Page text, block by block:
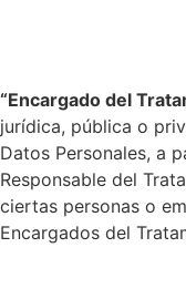
“Encargado del
jurídica, pública o
Datos Personales, a
Responsable del
ciertas personas o
Encargados del